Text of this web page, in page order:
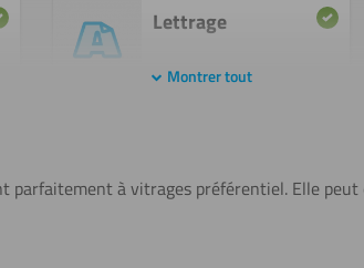
Lettrage
Montrer tout
parfaitement à vitrages préférentiel. Elle